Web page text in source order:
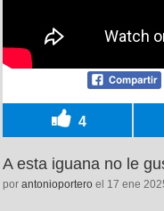
4
A esta iguana no le
por antonioportero el 17 ene